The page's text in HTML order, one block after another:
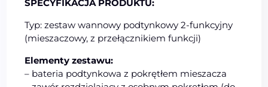
SPECYFIKACJA PRODUKTU:
Typ: zestaw wannowy podtynkowy 2-funkcyjny
(mieszaczowy, z przełącznikiem funkcji)
Elementy zestawu:
– bateria podtynkowa z pokrętłem mieszacza